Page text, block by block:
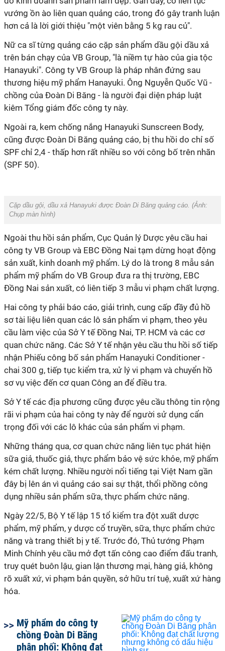
vướng ồn ào liên quan quảng cáo, trong đó gây tranh luận
hơn cả là lời giới thiệu "một viên bằng 5 kg rau củ".
Nữ ca sĩ từng quảng cáo cặp sản phẩm dầu gội dầu xả
trên bán chạy của VB Group, "là niềm tự hào của gia tộc
Hanayuki". Công ty VB Group là pháp nhân đứng sau
thương hiệu mỹ phẩm Hanayuki. Ông Nguyễn Quốc Vũ -
chồng của Đoàn Di Băng - là người đại diện pháp luật
kiêm Tổng giám đốc công ty này.
Ngoài ra, kem chống nắng Hanayuki Sunscreen Body,
cũng được Đoàn Di Băng quảng cáo, bị thu hồi do chỉ số
SPF chỉ 2,4 - thấp hơn rất nhiều so với công bố trên nhãn
(SPF 50).
Cặp dầu gội, dầu xả Hanayuki được Đoàn Di Băng quảng cáo. (Ảnh:
Chụp màn hình)
Ngoài thu hồi sản phẩm, Cục Quản lý Dược yêu cầu hai
công ty VB Group và EBC Đồng Nai tạm dừng hoạt động
sản xuất, kinh doanh mỹ phẩm. Lý do là trong 8 mẫu sản
phẩm mỹ phẩm do VB Group đưa ra thị trường, EBC
Đồng Nai sản xuất, có liên tiếp 3 mẫu vi phạm chất lượng.
Hai công ty phải báo cáo, giải trình, cung cấp đầy đủ hồ
sơ tài liệu liên quan các lô sản phẩm vi phạm, theo yêu
cầu làm việc của Sở Y tế Đồng Nai, TP. HCM và các cơ
quan chức năng. Các Sở Y tế nhận yêu cầu thu hồi số tiếp
nhận Phiếu công bố sản phẩm Hanayuki Conditioner -
chai 300 g, tiếp tục kiểm tra, xử lý vi phạm và chuyển hồ
sơ vụ việc đến cơ quan Công an để điều tra.
Sở Y tế các địa phương cũng được yêu cầu thông tin rộng
rãi vi phạm của hai công ty này để người sử dụng cẩn
trọng đối với các lô khác của sản phẩm vi phạm.
Những tháng qua, cơ quan chức năng liên tục phát hiện
sữa giả, thuốc giả, thực phẩm bảo vệ sức khỏe, mỹ phẩm
kém chất lượng. Nhiều người nổi tiếng tại Việt Nam gần
đây bị lên án vì quảng cáo sai sự thật, thổi phồng công
dụng nhiều sản phẩm sữa, thực phẩm chức năng.
Ngày 22/5, Bộ Y tế lập 15 tổ kiểm tra đột xuất dược
phẩm, mỹ phẩm, y dược cổ truyền, sữa, thực phẩm chức
năng và trang thiết bị y tế. Trước đó, Thủ tướng Phạm
Minh Chính yêu cầu mở đợt tấn công cao điểm đấu tranh,
truy quét buôn lậu, gian lận thương mại, hàng giả, không
rõ xuất xứ, vi phạm bản quyền, sở hữu trí tuệ, xuất xứ hàng
hóa.
Mỹ phẩm do công ty
chồng Đoàn Di Băng
phân phối: Không đạt